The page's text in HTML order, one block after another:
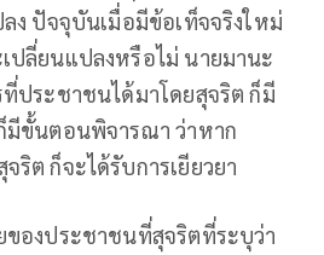
ง ปัจจุบันเมื่อมีข้อเท็จจริงใหม่
ปลี่ยนแปลงหรือไม่ นายมานะ
ที่ประชาชนได้มาโดยสุจริต ก็มี
มีขั้นตอนพิจารณา ว่าหาก
ริต ก็จะได้รับการเยียวยา
ของประชาชนที่สุจริตที่ระบุว่า